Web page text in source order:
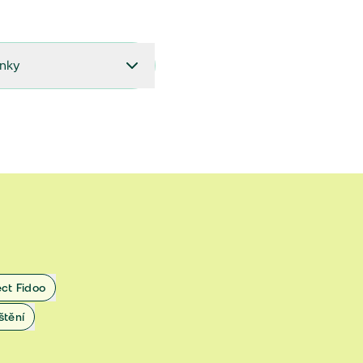
do 31.10.2022
do 8.7.2020
do 31.10.2019
Fidoo